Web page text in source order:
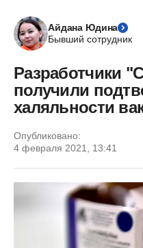
Айдана Юдина
Бывший сотрудник
Разработчики
получили
халяльности
Опубликовано:
4 февраля 2021, 13:41